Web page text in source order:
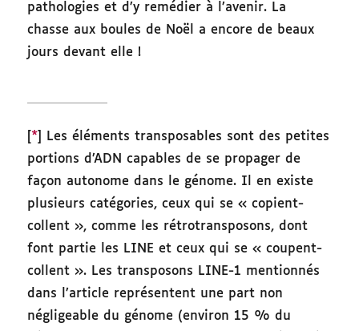
pathologies et d’y remédier à l’avenir. La
chasse aux boules de Noël a encore de beaux
jours devant elle !
* ] Les éléments transposables sont des petites
portions d’ADN capables de se propager de
façon autonome dans le génome. Il en existe
plusieurs catégories, ceux qui se « copient-
collent », comme les rétrotransposons, dont
font partie les LINE et ceux qui se « coupent-
collent ». Les transposons LINE-1 mentionnés
dans l’article représentent une part non
négligeable du génome (environ 15 % du